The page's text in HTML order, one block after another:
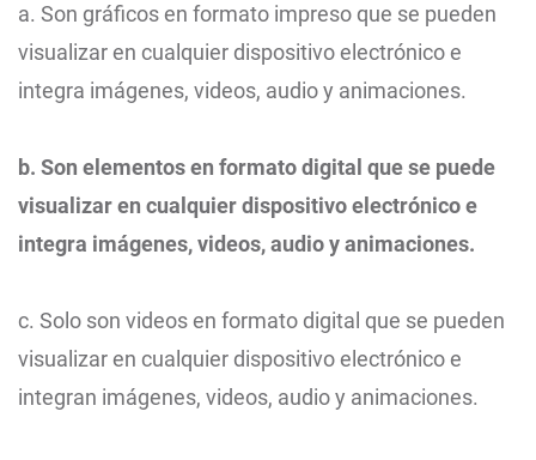
a. Son gráficos en formato impreso que se pueden
visualizar en cualquier dispositivo electrónico e
integra imágenes, videos, audio y animaciones.
b. Son elementos en formato digital que se puede
visualizar en cualquier dispositivo electrónico e
integra imágenes, videos, audio y animaciones.
c. Solo son videos en formato digital que se pueden
visualizar en cualquier dispositivo electrónico e
integran imágenes, videos, audio y animaciones.